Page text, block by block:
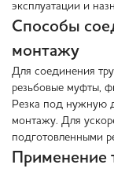
эксплуатации и
Способы
монтажу
Для соединения
резьбовые муфты,
Резка под нужную
монтажу. Для
подготовленными
Применение